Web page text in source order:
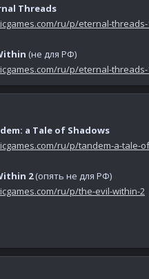
Threads
ru/p/eternal-threads-
(не для РФ)
ru/p/eternal-threads-
a Tale of Shadows
ru/p/tandem-a-tale-
2(опять не для РФ)
ru/p/the-evil-within-2